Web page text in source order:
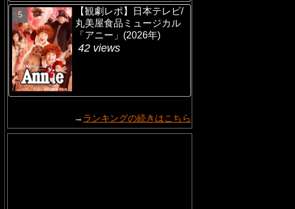
【観劇レポ】日本テレビ/
丸美屋食品ミュージカル
「アニー」(2026年)
42 views
→ ランキングの続きはこちら